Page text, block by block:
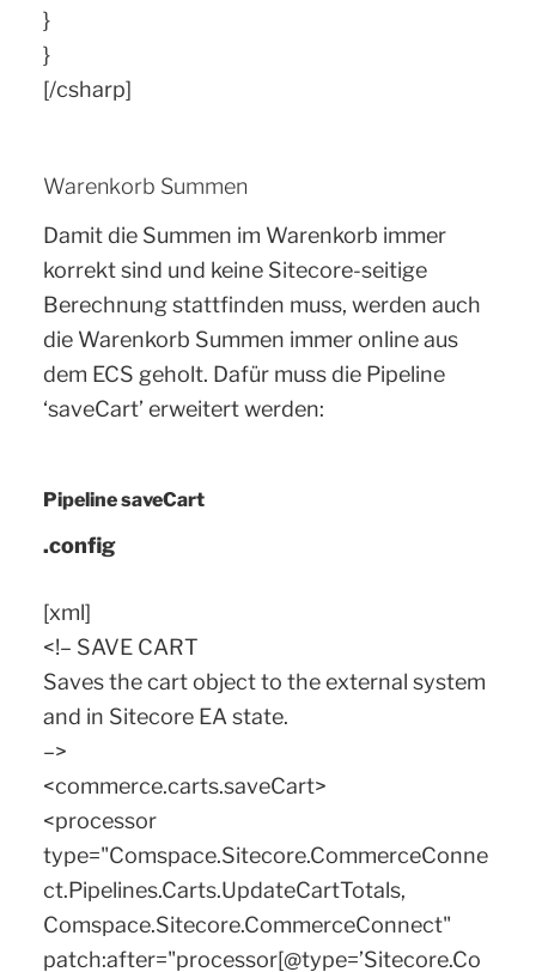
}
}
[/csharp]
Warenkorb Summen
Damit die Summen im Warenkorb immer
korrekt sind und keine Sitecore-seitige
Berechnung stattfinden muss, werden auch
die Warenkorb Summen immer online aus
dem ECS geholt. Dafür muss die Pipeline
‘saveCart’ erweitert werden:
Pipeline saveCart
.config
[xml]
<!– SAVE CART
Saves the cart object to the external system
and in Sitecore EA state.
–>
<commerce.carts.saveCart>
<processor
type="Comspace.Sitecore.CommerceConne
ct.Pipelines.Carts.UpdateCartTotals,
Comspace.Sitecore.CommerceConnect"
patch:after="processor[@type=’Sitecore.Co